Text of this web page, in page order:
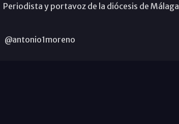
Periodista y portavoz de la diócesis de Málaga
@antonio1moreno